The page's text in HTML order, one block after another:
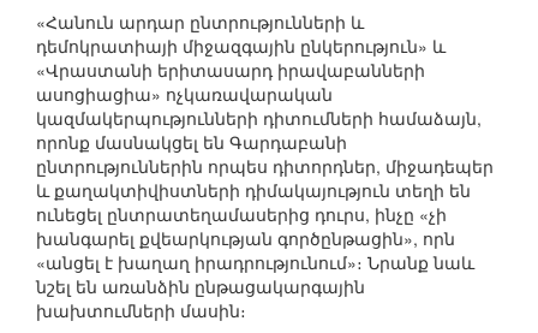
«Հանուն արդար ընտրությունների և
դեմոկրատիայի միջազգային ընկերություն» և
«Վրաստանի երիտասարդ իրավաբանների
ասոցիացիա» ոչկառավարական
կազմակերպությունների դիտումների համաձայն,
որոնք մասնակցել են Գարդաբանի
ընտրություններին որպես դիտորդներ, միջադեպեր
և քաղակտիվիստների դիմակայություն տեղի են
ունեցել ընտրատեղամասերից դուրս, ինչը «չի
խանգարել քվեարկության գործընթացին», որն
«անցել է խաղաղ իրադրությունում»։ Նրանք նաև
նշել են առանձին ընթացակարգային
խախտումների մասին։